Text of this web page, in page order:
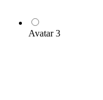
Avatar 3